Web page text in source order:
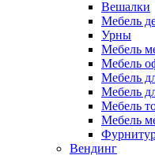
Вешалки
Мебель
Урны
Мебель
Мебель
Мебель
Мебель
Мебель
Мебель
Вендинг